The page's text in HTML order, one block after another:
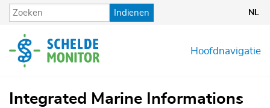
Overslaan
en
de
inhoud
Indienen NL
Hoofdnavigatie
Integrated Marine Informations